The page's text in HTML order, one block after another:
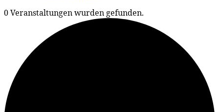
0 Veranstaltungen wurden gefunden.